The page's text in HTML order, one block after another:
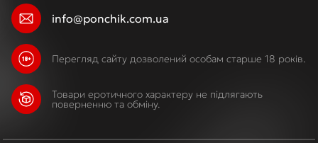
info@ponchik.com.ua
Перегляд сайту дозволений особам старше 18 років.
Товари еротичного характеру не підлягають
поверненню та обміну.